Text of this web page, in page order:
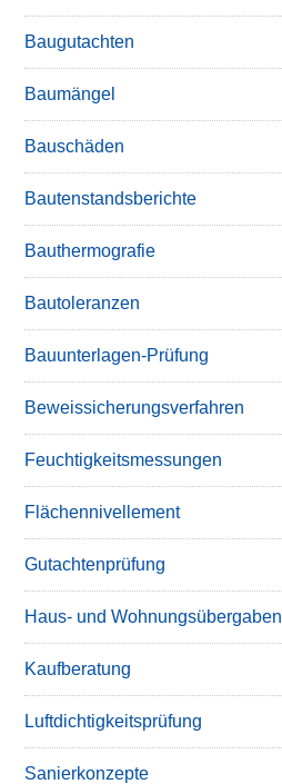
Baugutachten
Baumängel
Bauschäden
Bautenstandsberichte
Bauthermografie
Bautoleranzen
Bauunterlagen-Prüfung
Beweissicherungsverfahren
Feuchtigkeitsmessungen
Flächennivellement
Gutachtenprüfung
Haus- und Wohnungsübergaben
Kaufberatung
Luftdichtigkeitsprüfung
Sanierkonzepte